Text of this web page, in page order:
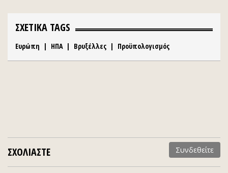
ΣΧΕΤΙΚΑ TAGS
Ευρώπη | ΗΠΑ| Βρυξέλλες | Προϋπολογισμός
ΣΧΟΛΙΑΣΤΕ Συνδεθείτε